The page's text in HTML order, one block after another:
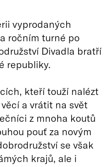
vyprodaných
ročním turné po
Divadla bratří
republiky.
kteří touží nalézt
a vrátit na svět
z mnoha koutů
pouť za novým
se však
krajů, ale i